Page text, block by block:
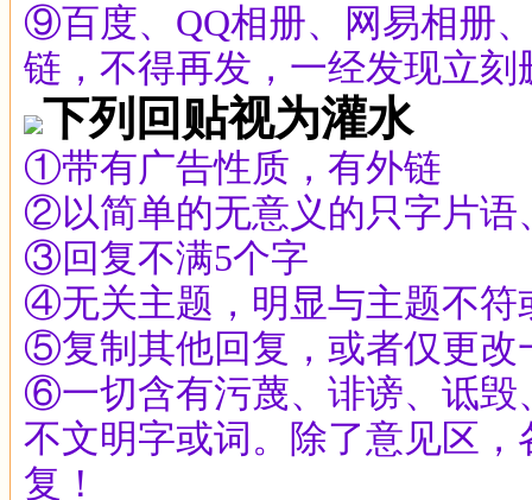
⑨百度、QQ相册、网易相册
链，不得再发，一经发现立刻
下列回贴视为灌水
①带有广告性质，有外链
②以简单的无意义的只字片语
③回复不满5个字
④无关主题，明显与主题不符
⑤复制其他回复，或者仅更改
⑥一切含有污蔑、诽谤、诋毁
不文明字或词。除了意见区
复！